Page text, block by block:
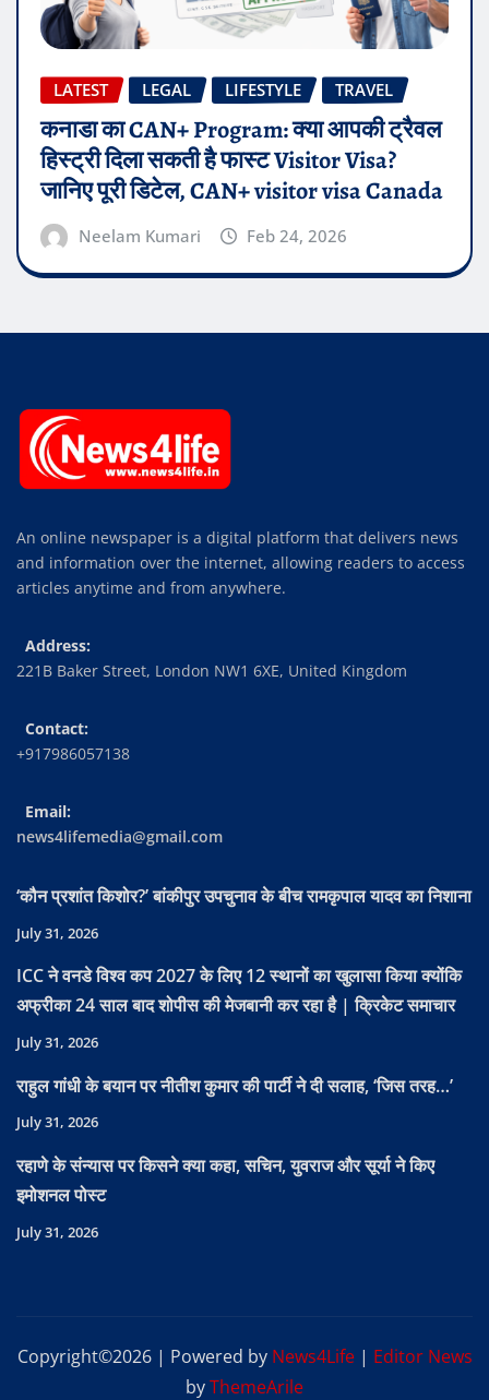
LATEST LEGAL LIFESTYLE TRAVEL
कनाडा का CAN+ Program: क्या आपकी ट्रैवल
हिस्ट्री दिला सकती है फास्ट Visitor Visa?
जानिए पूरी डिटेल, CAN+ visitor visa Canada
Neelam Kumari Feb 24, 2026
An online newspaper is a digital platform that delivers news
and information over the internet, allowing readers to access
articles anytime and from anywhere.
Address:
221B Baker Street, London NW1 6XE, United Kingdom
Contact:
+917986057138
Email:
news4lifemedia@gmail.com
‘कौन प्रशांत किशोर?’ बांकीपुर उपचुनाव के बीच रामकृपाल यादव का निशाना
July 31, 2026
ICC ने वनडे विश्व कप 2027 के लिए 12 स्थानों का खुलासा किया क्योंकि
अफ्रीका 24 साल बाद शोपीस की मेजबानी कर रहा है | क्रिकेट समाचार
July 31, 2026
राहुल गांधी के बयान पर नीतीश कुमार की पार्टी ने दी सलाह, ‘जिस तरह…’
July 31, 2026
रहाणे के संन्यास पर किसने क्या कहा, सचिन, युवराज और सूर्या ने किए
इमोशनल पोस्ट
July 31, 2026
Copyright©2026 | Powered by News4Life | Editor News
byThemeArile